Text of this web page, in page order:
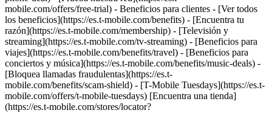
mobile.com/offers/free-trial) - Beneficios para clientes - [Ver todos
los beneficios](https://es.t-mobile.com/benefits) - [Encuentra tu
razón](https://es.t-mobile.com/membership) - [Televisión y
streaming](https://es.t-mobile.com/tv-streaming) - [Beneficios para
viajes](https://es.t-mobile.com/benefits/travel) - [Beneficios para
conciertos y música](https://es.t-mobile.com/benefits/music-deals) -
[Bloquea llamadas fraudulentas](https://es.t-
mobile.com/benefits/scam-shield) - [T-Mobile Tuesdays](https://es.t-
mobile.com/offers/t-mobile-tuesdays) [Encuentra una tienda]
(https://es.t-mobile.com/stores/locator?